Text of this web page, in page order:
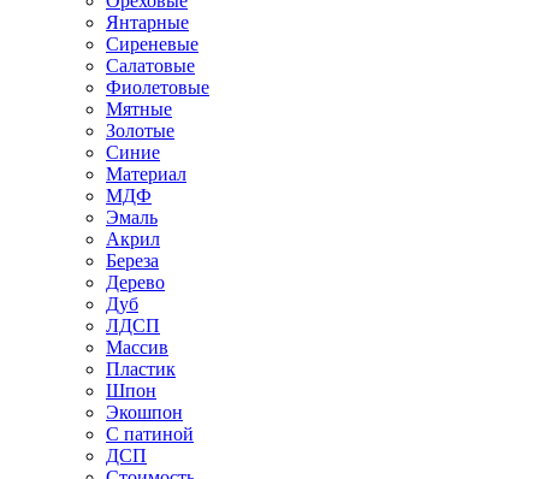
Янтарные
Сиреневые
Салатовые
Фиолетовые
Мятные
Золотые
Синие
Материал
МДФ
Эмаль
Акрил
Береза
Дерево
Дуб
ЛДСП
Массив
Пластик
Шпон
Экошпон
С патиной
ДСП